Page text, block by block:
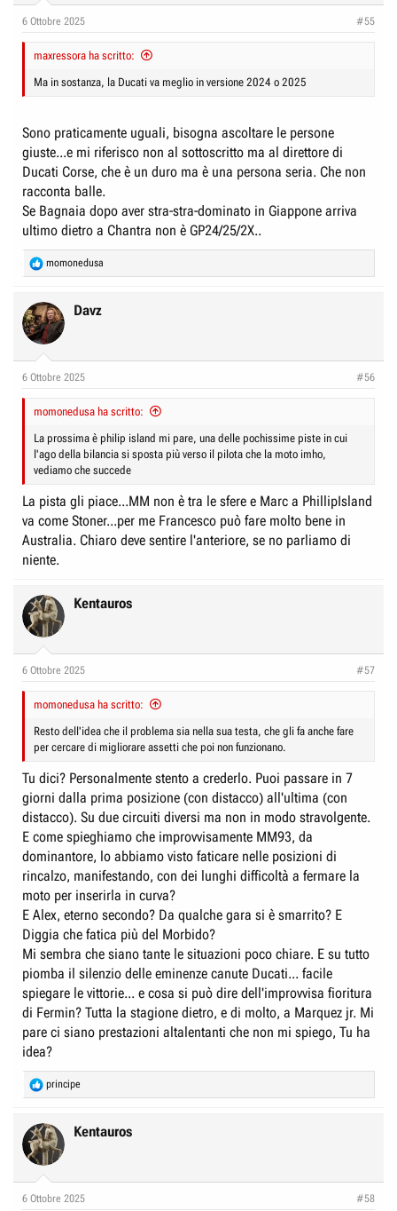
6 Ottobre 2025 #55
maxressora ha scritto:
Ma in sostanza, la Ducati va meglio in versione 2024 o 2025
Sono praticamente uguali, bisogna ascoltare le persone
giuste...e mi riferisco non al sottoscritto ma al direttore di
Ducati Corse, che è un duro ma è una persona seria. Che non
racconta balle.
Se Bagnaia dopo aver stra-stra-dominato in Giappone arriva
ultimo dietro a Chantra non è GP24/25/2X..
R
e
c
t
i
s
momonedusa
Davz
6 Ottobre 2025 #56
momonedusa ha scritto:
La prossima è philip island mi pare, una delle pochissime piste in cui
l'ago della bilancia si sposta più verso il pilota che la moto imho,
vediamo che succede
La pista gli piace...MM non è tra le sfere e Marc a PhillipIsland
va come Stoner...per me Francesco può fare molto bene in
Australia. Chiaro deve sentire l'anteriore, se no parliamo di
niente.
Kentauros
6 Ottobre 2025 #57
momonedusa ha scritto:
Resto dell'idea che il problema sia nella sua testa, che gli fa anche fare
per cercare di migliorare assetti che poi non funzionano.
Tu dici? Personalmente stento a crederlo. Puoi passare in 7
giorni dalla prima posizione (con distacco) all'ultima (con
distacco). Su due circuiti diversi ma non in modo stravolgente.
E come spieghiamo che improvvisamente MM93, da
dominantore, lo abbiamo visto faticare nelle posizioni di
rincalzo, manifestando, con dei lunghi difficoltà a fermare la
moto per inserirla in curva?
E Alex, eterno secondo? Da qualche gara si è smarrito? E
Diggia che fatica più del Morbido?
Mi sembra che siano tante le situazioni poco chiare. E su tutto
piomba il silenzio delle eminenze canute Ducati... facile
spiegare le vittorie... e cosa si può dire dell'improvvisa fioritura
di Fermin? Tutta la stagione dietro, e di molto, a Marquez jr. Mi
pare ci siano prestazioni altalentanti che non mi spiego, Tu ha
idea?
R
e
c
t
i
s
principe
Kentauros
6 Ottobre 2025 #58